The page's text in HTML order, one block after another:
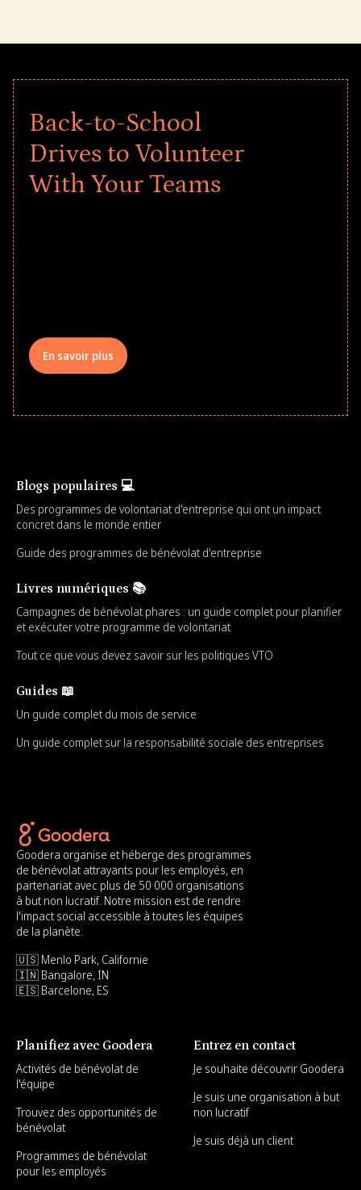
Back-to-School
Drives to Volunteer
With Your Teams
En savoir plus
Blogs populaires 💻
Des programmes de volontariat d'entreprise qui ont un impact
concret dans le monde entier
Guide des programmes de bénévolat d'entreprise
Livres numériques 📚
Campagnes de bénévolat phares : un guide complet pour planifier
et exécuter votre programme de volontariat
Tout ce que vous devez savoir sur les politiques VTO
Guides 📖
Un guide complet du mois de service
Un guide complet sur la responsabilité sociale des entreprises
Goodera organise et héberge des programmes
de bénévolat attrayants pour les employés, en
partenariat avec plus de 50 000 organisations
à but non lucratif. Notre mission est de rendre
l'impact social accessible à toutes les équipes
de la planète.
🇺🇸 Menlo Park, Californie
🇮🇳 Bangalore, IN
🇪🇸 Barcelone, ES
Planifiez avec Goodera
Activités de bénévolat de
l'équipe
Trouvez des opportunités de
bénévolat
Programmes de bénévolat
pour les employés
Entrez en contact
Je souhaite découvrir Goodera
Je suis une organisation à but
non lucratif
Je suis déjà un client